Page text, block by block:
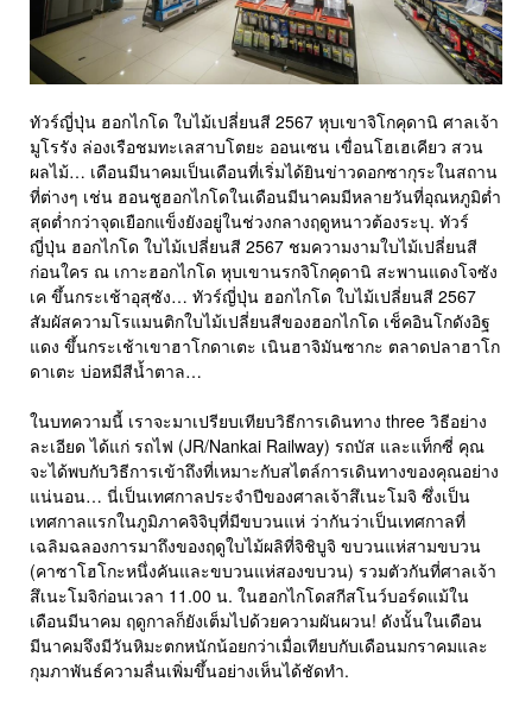
ทัวร์ญี่ปุ่น ฮอกไกโด ใบไม้เปลี่ยนสี 2567 หุบเขาจิโกคุดานิ ศาลเจ้า
มูโรรัง ล่องเรือชมทะเลสาบโตยะ ออนเซน เขื่อนโฮเฮเคียว สวน
ผลไม้… เดือนมีนาคมเป็นเดือนที่เริ่มได้ยินข่าวดอกซากุระในสถาน
ที่ต่างๆ เช่น ฮอนชูฮอกไกโดในเดือนมีนาคมมีหลายวันที่อุณหภูมิต่ำ
สุดต่ำกว่าจุดเยือกแข็งยังอยู่ในช่วงกลางฤดูหนาวต้องระบุ. ทัวร์
ญี่ปุ่น ฮอกไกโด ใบไม้เปลี่ยนสี 2567 ชมความงามใบไม้เปลี่ยนสี
ก่อนใคร ณ เกาะฮอกไกโด หุบเขานรกจิโกคุดานิ สะพานแดงโจซัง
เค ขึ้นกระเช้าอุสุซัง… ทัวร์ญี่ปุ่น ฮอกไกโด ใบไม้เปลี่ยนสี 2567
สัมผัสความโรแมนติกใบไม้เปลี่ยนสีของฮอกไกโด เช็คอินโกดังอิฐ
แดง ขึ้นกระเช้าเขาฮาโกดาเตะ เนินฮาจิมันซากะ ตลาดปลาฮาโก
ดาเตะ บ่อหมีสีน้ำตาล…
ในบทความนี้ เราจะมาเปรียบเทียบวิธีการเดินทาง three วิธีอย่าง
ละเอียด ได้แก่ รถไฟ (JR/Nankai Railway) รถบัส และแท็กซี่ คุณ
จะได้พบกับวิธีการเข้าถึงที่เหมาะกับสไตล์การเดินทางของคุณอย่าง
แน่นอน… นี่เป็นเทศกาลประจำปีของศาลเจ้าสึเนะโมจิ ซึ่งเป็น
เทศกาลแรกในภูมิภาคจิจิบุที่มีขบวนแห่ ว่ากันว่าเป็นเทศกาลที่
เฉลิมฉลองการมาถึงของฤดูใบไม้ผลิที่จิชิบูจิ ขบวนแห่สามขบวน
(คาซาโฮโกะหนึ่งคันและขบวนแห่สองขบวน) รวมตัวกันที่ศาลเจ้า
สึเนะโมจิก่อนเวลา 11.00 น. ในฮอกไกโดสกีสโนว์บอร์ดแม้ใน
เดือนมีนาคม ฤดูกาลก็ยังเต็มไปด้วยความผันผวน! ดังนั้นในเดือน
มีนาคมจึงมีวันหิมะตกหนักน้อยกว่าเมื่อเทียบกับเดือนมกราคมและ
กุมภาพันธ์ความลื่นเพิ่มขึ้นอย่างเห็นได้ชัดทำ.